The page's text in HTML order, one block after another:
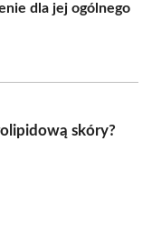
dla jej ogólnego
skóry?